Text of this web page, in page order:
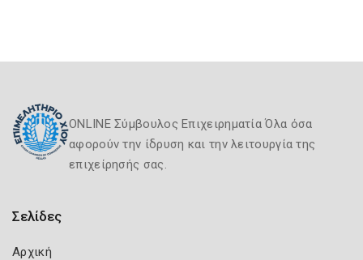
ONLINE Σύμβουλος Επιχειρηματία Όλα όσα
αφορούν την ίδρυση και την λειτουργία της
επιχείρησής σας.
Σελίδες
Αρχική